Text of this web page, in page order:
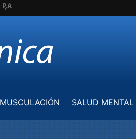
MUSCULACIÓN
SALUD MENTAL